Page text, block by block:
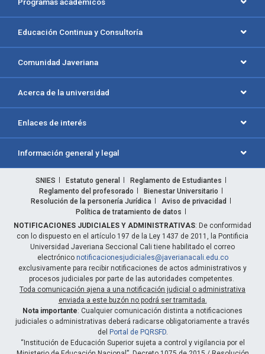
Educación Continua y Consultoría
Comunidad Javeriana
Acerca de la universidad
Enlaces de interés
Información general y legal
SNIES Estatuto general
Reglamento de Estudiantes
Reglamento del profesorado
Bienestar Universitario
Resolución de la personería Jurídica
Aviso de privacidad
Política de tratamiento de datos
NOTIFICACIONES JUDICIALES Y ADMINISTRATIVAS: De conformidad
con lo dispuesto en el artículo 197 de la Ley 1437 de 2011, la Pontificia
Universidad Javeriana Seccional Cali tiene habilitado el correo
electrónico notificacionesjudiciales@javerianacali.edu.co
exclusivamente para recibir notificaciones de actos administrativos y
procesos judiciales por parte de las autoridades competentes.
Toda comunicación ajena a una notificación judicial o administrativa
enviada a este buzón no podrá ser tramitada.
Nota importante: Cualquier comunicación distinta a notificaciones
judiciales o administrativas deberá radicarse obligatoriamente a través
del Portal de PQRSFD.
“Institución de Educación Superior sujeta a control y vigilancia por el